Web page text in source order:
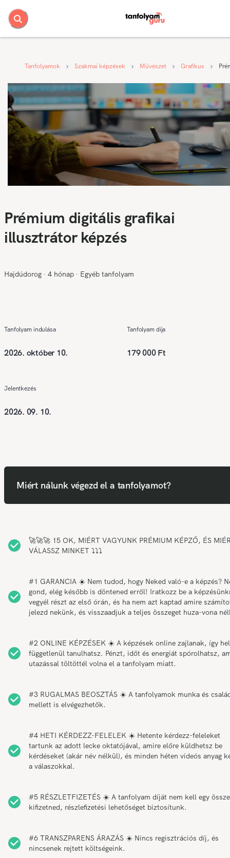
Tanfolyamok Szakmai képzések Művészet Grafikus
Prémium digitális grafikai
illusztrátor képzés
Hajdúdorog ∙ 4 hónap ∙ Egyéb tanfolyam
Tanfolyam indulása
2026. október 10.
Tanfolyam díja
179 000 Ft
Jelentkezés
2026. 09. 10.
Miért nálunk végezd el a tanfolyamot?
🚀🚀🚀 15 OK, MIÉRT VAGYUNK PRÉMIUM KÉPZŐ, ÉS
VÁLASSZ MINKET ⤵️⤵️⤵️
#1 GARANCIA ☀️ Nem tudod, hogy Neked való-e a képzés?
gond, elég később is döntened erről! Iratkozz be a
vegyél részt az első órán, és ha nem azt kaptad amire
jelezd nekünk, és visszaadjuk a teljes összeget huza-vona
#2 ONLINE KÉPZÉSEK ☀️ A képzések online zajlanak, így
függetlenül tanulhatsz. Pénzt, időt és energiát spórolhatsz,
utazással töltöttél volna el a tanfolyam miatt.
#3 RUGALMAS BEOSZTÁS ☀️ A tanfolyamok munka és
mellett is elvégezhetők.
#4 HETI KÉRDEZZ-FELELEK ☀️ Hetente kérdezz-feleleket
tartunk az adott lecke oktatójával, amire előre küldhetsz be
kérdéseket (akár név nélkül), és minden héten videós anyag
a válaszokkal.
#5 RÉSZLETFIZETÉS ☀️ A tanfolyam díját nem kell egy
kifizetned, részlefizetési lehetőséget biztosítunk.
#6 TRANSZPARENS ÁRAZÁS ☀️ Nincs regisztrációs díj, és
nincsenek rejtett költségeink.